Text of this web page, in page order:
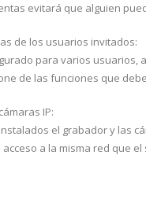
evitará que alguien
de los usuarios invitados:
para varios
de las funciones que
IP:
el grabador y las
a la misma red que